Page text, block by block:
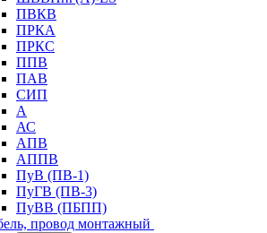
ПВКВ
ПРКА
ПРКС
ППВ
ПАВ
СИП
А
АС
АПВ
АППВ
ПуВ (ПВ-1)
ПуГВ (ПВ-3)
ПуВВ (ПБПП)
провод монтажный